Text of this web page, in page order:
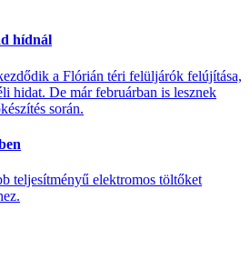
hídnál
a Flórián téri felüljárók felújítása,
hidat. De már februárban is lesznek
során.
teljesítményű elektromos töltőket